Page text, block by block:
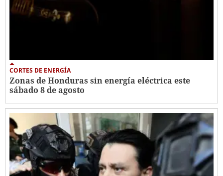
CORTES DE ENERGÍA
Zonas de Honduras sin energía eléctrica este
sábado 8 de agosto